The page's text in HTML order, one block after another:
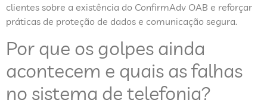
clientes sobre a existência do ConfirmAdv OAB e reforçar
práticas de proteção de dados e comunicação segura.
Por que os golpes ainda
acontecem e quais as falhas
no sistema de telefonia?